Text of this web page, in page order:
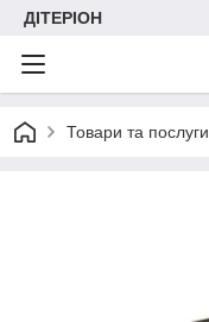
ДІТЕРІОН
Товари та послуги